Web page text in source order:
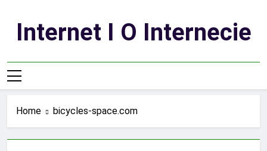
contentInternet I O Internecie
Home bicycles-space.com